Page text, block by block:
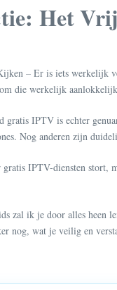
Het
– Er is iets werkelijk
die werkelijk
gratis IPTV is echter
Nog anderen zijn
IPTV-diensten stort,
zal ik je door alles
nog, wat je veilig en